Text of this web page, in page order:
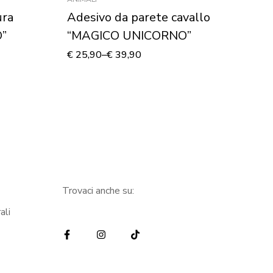
Adesivo da parete cavallo
“MAGICO UNICORNO”
€25,90–€39,90
Trovaci anche su: